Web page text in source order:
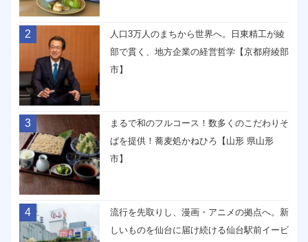
2
人口3万人のまちから世界へ。日東精工が綾
部で貫く、地方企業の経営哲学【京都府綾部
市】
3
まるで和のフルコース！数多くのこだわりそ
ばを提供！蕎麦処かねひろ【山形 県山形
市】
4
流行を先取りし、漫画・アニメの拠点へ。新
しいものを仙台に届け続ける仙台駅前イービ